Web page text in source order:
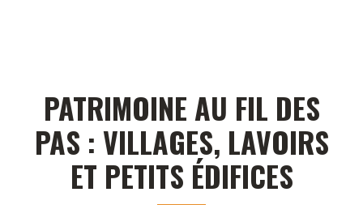
PATRIMOINE AU FIL DES
PAS : VILLAGES, LAVOIRS
ET PETITS ÉDIFICES